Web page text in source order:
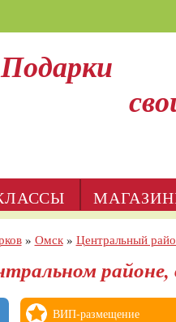
Подарки
» Омск» Центральный
районе,
ВИП-размещение